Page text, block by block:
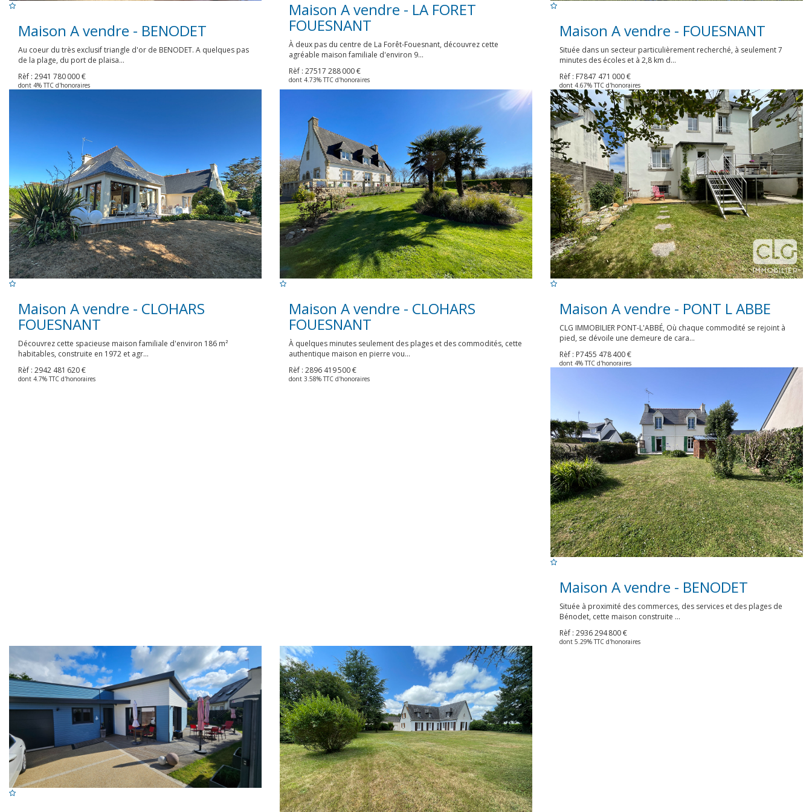
Maison A vendre - BENODET
Au coeur du très exclusif triangle d'or de BENODET. A quelques pas
de la plage, du port de plaisa...
Rèf : 2941 780 000 €
dont 4% TTC d'honoraires
Maison A vendre - LA FORET
FOUESNANT
À deux pas du centre de La Forêt-Fouesnant, découvrez cette
agréable maison familiale d'environ 9...
Rèf : 27517 288 000 €
dont 4.73% TTC d'honoraires
Maison A vendre - FOUESNANT
Située dans un secteur particulièrement recherché, à seulement 7
minutes des écoles et à 2,8 km d...
Rèf : F7847 471 000 €
dont 4.67% TTC d'honoraires
Maison A vendre - CLOHARS
FOUESNANT
Découvrez cette spacieuse maison familiale d'environ 186 m²
habitables, construite en 1972 et agr...
Rèf : 2942 481 620 €
dont 4.7% TTC d'honoraires
Maison A vendre - CLOHARS
FOUESNANT
À quelques minutes seulement des plages et des commodités, cette
authentique maison en pierre vou...
Rèf : 2896 419 500 €
dont 3.58% TTC d'honoraires
Maison A vendre - PONT L ABBE
CLG IMMOBILIER PONT-L'ABBÉ, Où chaque commodité se rejoint à
pied, se dévoile une demeure de cara...
Rèf : P7455 478 400 €
dont 4% TTC d'honoraires
Maison A vendre - BENODET
Située à proximité des commerces, des services et des plages de
Bénodet, cette maison construite ...
Rèf : 2936294 800 €
dont 5.29% TTC d'honoraires